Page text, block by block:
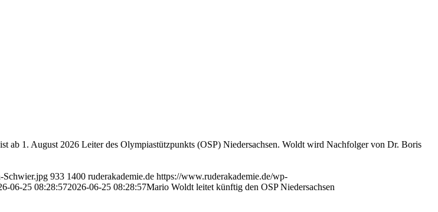
ab 1. August 2026 Leiter des Olympiastützpunkts (OSP) Niedersachsen. Woldt wird Nachfolger von Dr. Boris
Schwier.jpg 933 1400 ruderakademie.de https://www.ruderakademie.de/wp-
06-25 08:28:572026-06-25 08:28:57Mario Woldt leitet künftig den OSP Niedersachsen